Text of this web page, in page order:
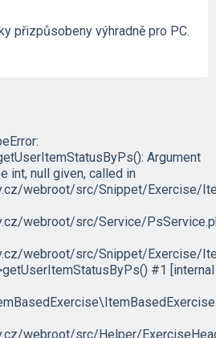
přizpůsobeny výhradně pro PC.
Argument
int, null given, called in
webroot/src/Snippet/Exercise/
webroot/src/Service/
webroot/src/Snippet/Exercise/
#1 [internal
webroot/src/Helper/